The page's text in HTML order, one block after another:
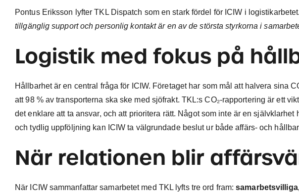
Pontus Eriksson lyfter TKL Dispatch som en stark fördel för ICIW i logistikarbetet.
tillgänglig support och personlig kontakt är en av de största styrkorna i
Logistik med fokus på
Hållbarhet är en central fråga för ICIW. Företaget har som mål att halvera sina
att 98 % av transporterna ska ske med sjöfrakt. TKL:s CO₂-rapportering är ett
det enklare att ta ansvar, och att prioritera rätt. Något som inte är en
och tydlig uppföljning kan ICIW ta välgrundade beslut ur både affärs- och
När relationen blir
När ICIW sammanfattar samarbetet med TKL lyfts tre ord fram: